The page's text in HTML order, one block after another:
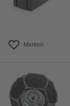
Merken